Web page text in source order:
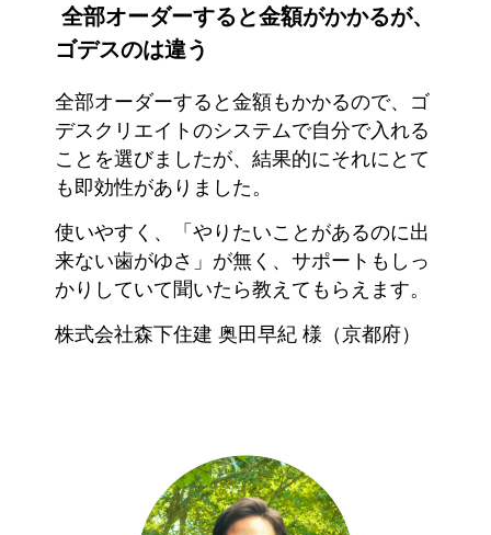
全部オーダーすると金額がかかるが、
ゴデスのは違う
全部オーダーすると金額もかかるので、ゴ
デスクリエイトのシステムで自分で入れる
ことを選びましたが、結果的にそれにとて
も即効性がありました。
使いやすく、「やりたいことがあるのに出
来ない歯がゆさ」が無く、サポートもしっ
かりしていて聞いたら教えてもらえます。
株式会社森下住建 奥田早紀 様（京都府）